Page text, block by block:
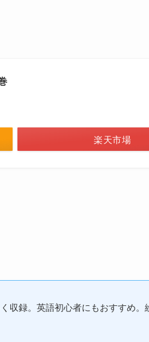
楽天市場
収録。英語初心者にもおすすめ。